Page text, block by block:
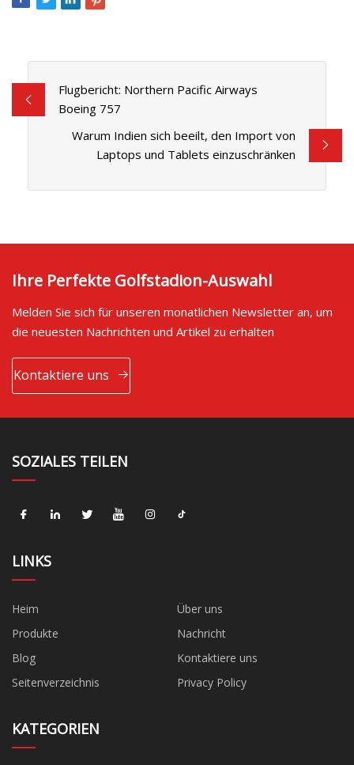
Flugbericht: Northern Pacific Airways
Boeing 757
Warum Indien sich beeilt, den Import von
Laptops und Tablets einzuschränken
Ihre Perfekte Golfstadion-Auswahl
Melden Sie sich für unseren monatlichen Newsletter an, um
die neuesten Nachrichten und Artikel zu erhalten
Kontaktiere uns
SOZIALES TEILEN
LINKS
Heim
Über uns
Produkte
Nachricht
Blog
Kontaktiere uns
Seitenverzeichnis
Privacy Policy
KATEGORIEN